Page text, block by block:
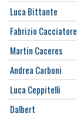
Luca Bittante
Fabrizio Cacciatore
Martin Caceres
Andrea Carboni
Luca Ceppitelli
Dalbert